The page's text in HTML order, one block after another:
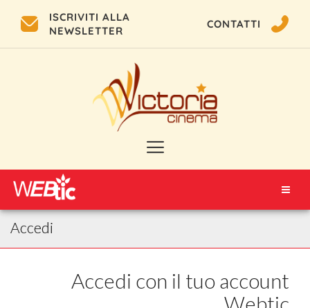
ISCRIVITI ALLA
NEWSLETTER
CONTATTI